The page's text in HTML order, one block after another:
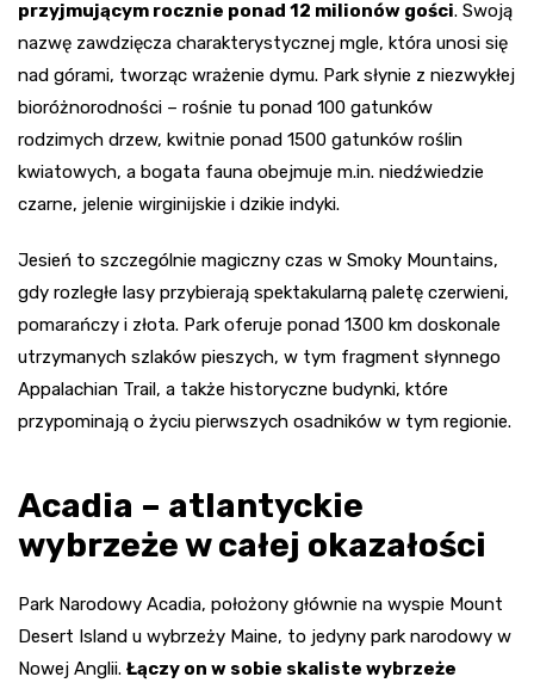
przyjmującym rocznie ponad 12 milionów gości. Swoją
nazwę zawdzięcza charakterystycznej mgle, która unosi się
nad górami, tworząc wrażenie dymu. Park słynie z niezwykłej
bioróżnorodności – rośnie tu ponad 100 gatunków
rodzimych drzew, kwitnie ponad 1500 gatunków roślin
kwiatowych, a bogata fauna obejmuje m.in. niedźwiedzie
czarne, jelenie wirginijskie i dzikie indyki.
Jesień to szczególnie magiczny czas w Smoky Mountains,
gdy rozległe lasy przybierają spektakularną paletę czerwieni,
pomarańczy i złota. Park oferuje ponad 1300 km doskonale
utrzymanych szlaków pieszych, w tym fragment słynnego
Appalachian Trail, a także historyczne budynki, które
przypominają o życiu pierwszych osadników w tym regionie.
Acadia – atlantyckie
wybrzeże w całej okazałości
Park Narodowy Acadia, położony głównie na wyspie Mount
Desert Island u wybrzeży Maine, to jedyny park narodowy w
Nowej Anglii. Łączy on w sobie skaliste wybrzeże